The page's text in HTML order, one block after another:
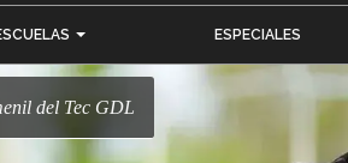
ESPECIALES
del Tec GDL